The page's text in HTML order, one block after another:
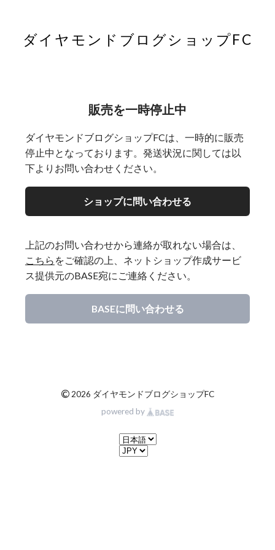
ダイヤモンドブログショップFC
販売を一時停止中
ダイヤモンドブログショップFCは、一時的に販売
停止中となっております。発送状況に関しては以
下よりお問い合わせください。
ショップに問い合わせる
上記のお問い合わせから連絡が取れない場合は、
こちら をご確認の上、ネットショップ作成サービ
ス提供元のBASE宛にご連絡ください。
BASEに問い合わせる
© 2026 ダイヤモンドブログショップFC
powered by